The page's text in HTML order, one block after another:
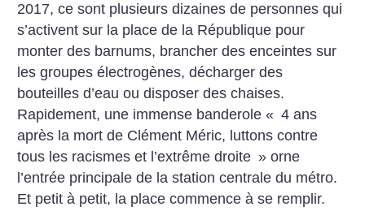
2017, ce sont plusieurs dizaines de personnes qui
s’activent sur la place de la République pour
monter des barnums, brancher des enceintes sur
les groupes électrogènes, décharger des
bouteilles d’eau ou disposer des chaises.
Rapidement, une immense banderole « 4 ans
après la mort de Clément Méric, luttons contre
tous les racismes et l’extrême droite » orne
l’entrée principale de la station centrale du métro.
Et petit à petit, la place commence à se remplir.